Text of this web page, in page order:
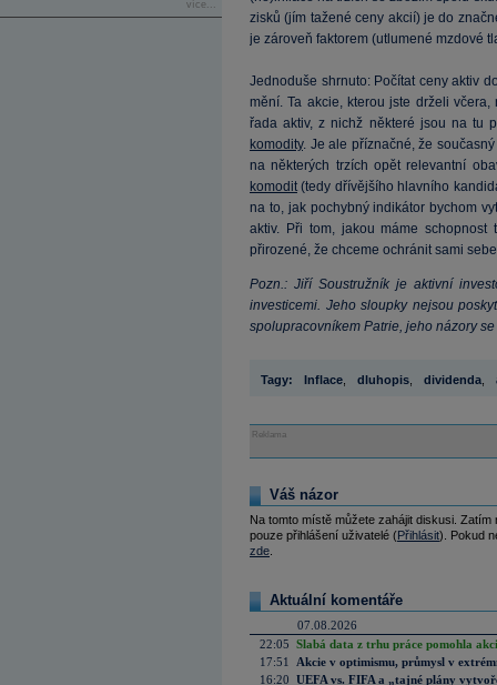
více...
zisků (jím tažené ceny akcií) je do
je zároveň faktorem (utlumené mzdové
Jednoduše shrnuto: Počítat ceny aktiv
mění. Ta akcie, kterou jste drželi
řada aktiv, z nichž některé jsou na tu
komodity. Je ale příznačné, že
na některých trzích opět relevantní
komodit(tedy dřívějšího hlavního
na to, jak pochybný indikátor bychom
aktiv. Při tom, jakou máme
přirozené, že chceme ochránit sami
Pozn.: Jiří Soustružník je aktivní
investicemi. Jeho sloupky nejsou
spolupracovníkem Patrie, jeho názory
Tagy: Inflace dluhopis dividenda
Reklama
Váš názor
Na tomto místě můžete zahájit diskusi.
pouze přihlášení uživatelé (Přihlásit). Pokud
zde
Aktuální komentáře
07.08.2026
22:05 Slabá data z trhu práce pomohla
17:51
Akcie v optimismu, průmysl v
16:20 UEFA vs. FIFA a „tajné plány